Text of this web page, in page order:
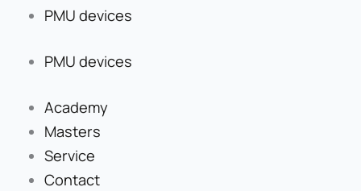
PMU devices
PMU devices
Academy
Masters
Service
Contact